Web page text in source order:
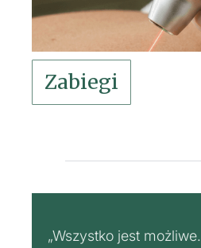
Zabiegi
„Wszystko jest możliwe.